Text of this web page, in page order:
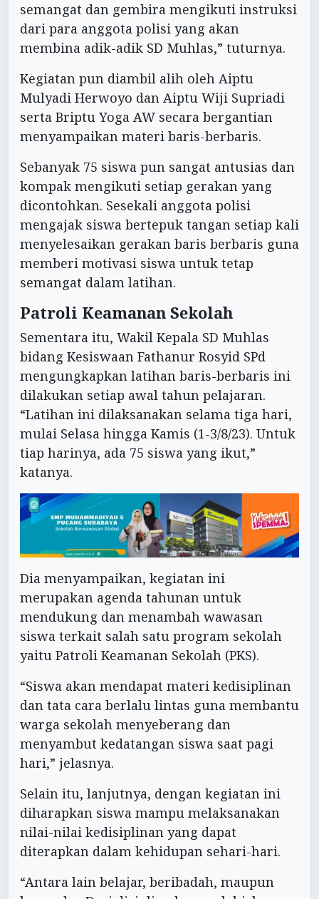
semangat dan gembira mengikuti instruksi
dari para anggota polisi yang akan
membina adik-adik SD Muhlas,” tuturnya.
Kegiatan pun diambil alih oleh Aiptu
Mulyadi Herwoyo dan Aiptu Wiji Supriadi
serta Briptu Yoga AW secara bergantian
menyampaikan materi baris-berbaris.
Sebanyak 75 siswa pun sangat antusias dan
kompak mengikuti setiap gerakan yang
dicontohkan. Sesekali anggota polisi
mengajak siswa bertepuk tangan setiap kali
menyelesaikan gerakan baris berbaris guna
memberi motivasi siswa untuk tetap
semangat dalam latihan.
Patroli Keamanan Sekolah
Sementara itu, Wakil Kepala SD Muhlas
bidang Kesiswaan Fathanur Rosyid SPd
mengungkapkan latihan baris-berbaris ini
dilakukan setiap awal tahun pelajaran.
“Latihan ini dilaksanakan selama tiga hari,
mulai Selasa hingga Kamis (1-3/8/23). Untuk
tiap harinya, ada 75 siswa yang ikut,”
katanya.
Dia menyampaikan, kegiatan ini
merupakan agenda tahunan untuk
mendukung dan menambah wawasan
siswa terkait salah satu program sekolah
yaitu Patroli Keamanan Sekolah (PKS).
“Siswa akan mendapat materi kedisiplinan
dan tata cara berlalu lintas guna membantu
warga sekolah menyeberang dan
menyambut kedatangan siswa saat pagi
hari,” jelasnya.
Selain itu, lanjutnya, dengan kegiatan ini
diharapkan siswa mampu melaksanakan
nilai-nilai kedisiplinan yang dapat
diterapkan dalam kehidupan sehari-hari.
“Antara lain belajar, beribadah, maupun